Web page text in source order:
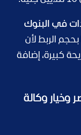
في البنوك
الربط لأن
كبيرة، إضافة
وكالة